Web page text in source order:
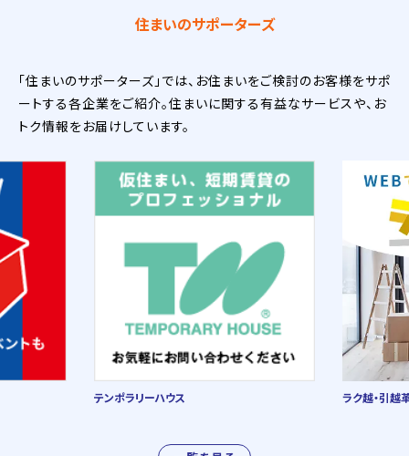
住まいのサポーターズ
「住まいのサポーターズ」では、お住まいをご検討のお客様をサポ
ートする各企業をご紹介。住まいに関する有益なサービスや、お
トク情報をお届けしています。
テンポラリーハウス ラク越・引越